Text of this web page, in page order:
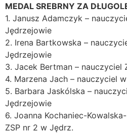
MEDAL SREBRNY ZA
1. Janusz Adamczyk –
Jędrzejowie
2. Irena Bartkowska –
Jędrzejowie
3. Jacek Bertman – nauczyciel
4. Marzena Jach – nauczyciel
5. Barbara Jaskólska –
Jędrzejowie
6. Joanna Kochaniec-
ZSP nr 2 w Jędrz.